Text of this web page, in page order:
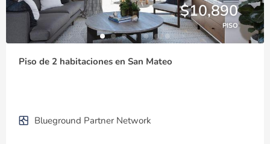
$10,890
PISO
Piso de 2 habitaciones en San Mateo
Blueground Partner Network